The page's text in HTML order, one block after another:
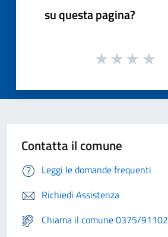
su questa pagina?
Contatta il comune
Leggi le domande frequenti
Richiedi Assistenza
Chiama il comune 0375/91102